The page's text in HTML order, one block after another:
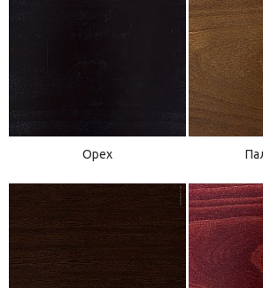
Орех